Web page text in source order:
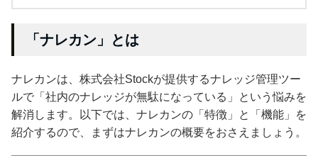
「ナレカン」とは
ナレカンは、株式会社Stockが提供するナレッジ管理ツー
ルで「社内のナレッジが無駄になっている」という悩みを
解消します。以下では、ナレカンの「特徴」と「機能」を
紹介するので、まずはナレカンの概要をおさえましょう。